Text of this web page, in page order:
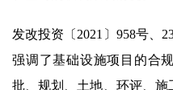
发改投资〔2021〕958号、
强调了基础设施项目的合
批、规划、土地、环评、